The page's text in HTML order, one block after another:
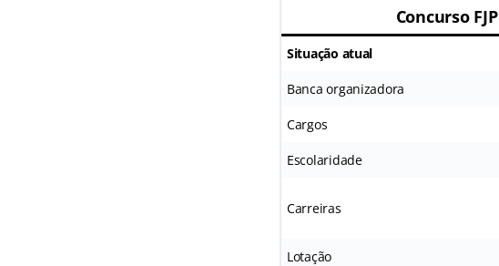
Concurso FJP
Situação atual
Banca organizadora
Cargos
Escolaridade
Carreiras
Lotação